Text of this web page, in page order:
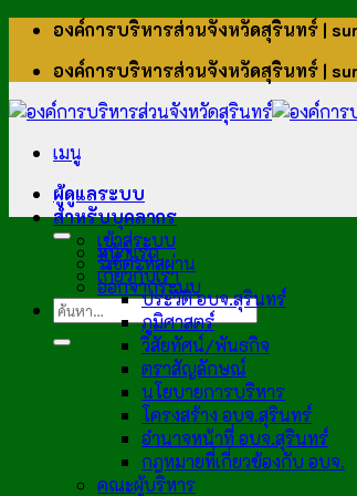
ข้าม
เนื้อหา
องค์การบริหารส่วนจังหวัดสุรินทร์ |
องค์การบริหารส่วนจังหวัดสุรินทร์ |
เมนู
ผู้ดูแลระบบ
สำหรับบุคลากร
เข้าสู่ระบบ
รีเซ็ตรหัสผ่าน
ออกจากระบบ
หน้าแรก
เกี่ยวกับเรา
ประวัติ อบจ.สุรินทร์
ภูมิศาสตร์
วิสัยทัศน์/พันธกิจ
ตราสัญลักษณ์
นโยบายการบริหาร
โครงสร้าง อบจ.สุรินทร์
อำนาจหน้าที่ อบจ.สุรินทร์
กฎหมายที่เกี่ยวข้องกับ อบจ.
คณะผู้บริหาร